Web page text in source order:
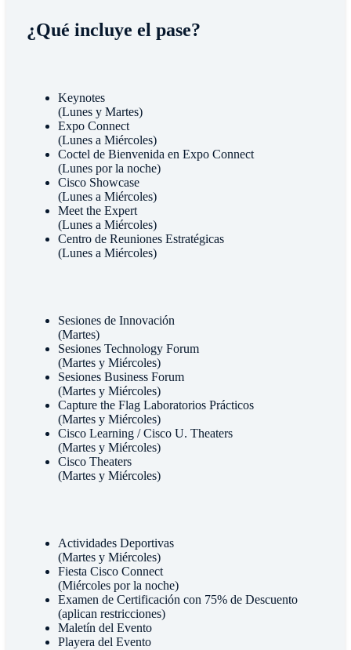
¿Qué incluye el pase?
Keynotes
(Lunes y Martes)
Expo Connect
(Lunes a Miércoles)
Coctel de Bienvenida en Expo Connect
(Lunes por la noche)
Cisco Showcase
(Lunes a Miércoles)
Meet the Expert
(Lunes a Miércoles)
Centro de Reuniones Estratégicas
(Lunes a Miércoles)
Sesiones de Innovación
(Martes)
Sesiones Technology Forum
(Martes y Miércoles)
Sesiones Business Forum
(Martes y Miércoles)
Capture the Flag Laboratorios Prácticos
(Martes y Miércoles)
Cisco Learning / Cisco U. Theaters
(Martes y Miércoles)
Cisco Theaters
(Martes y Miércoles)
Actividades Deportivas
(Martes y Miércoles)
Fiesta Cisco Connect
(Miércoles por la noche)
Examen de Certificación con 75% de Descuento
(aplican restricciones)
Maletín del Evento
Playera del Evento